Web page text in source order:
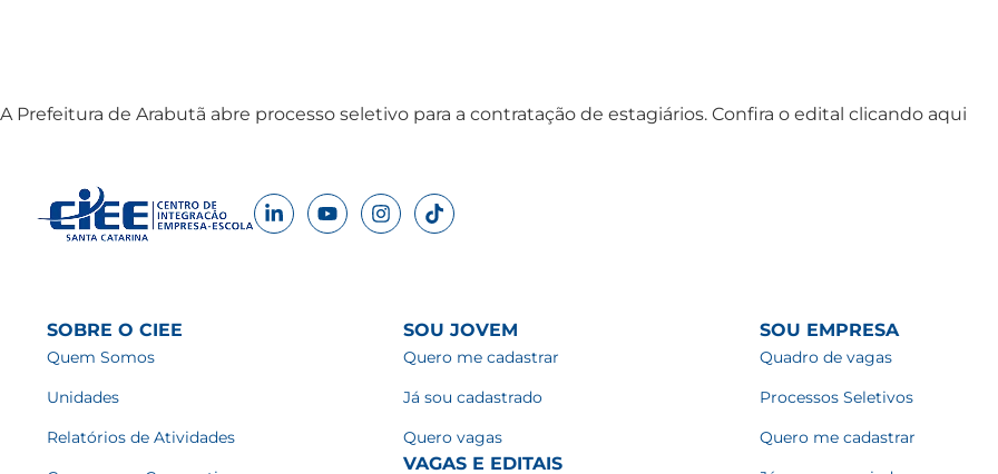
A Prefeitura de Arabutã abre processo seletivo para a contratação de estagiários. Confira o edital clicando aqui
SOBRE O CIEE
Quem Somos
Unidades
Relatórios de Atividades
SOU JOVEM
Quero me cadastrar
Já sou cadastrado
Quero vagas
VAGAS E EDITAIS
SOU EMPRESA
Quadro de vagas
Processos Seletivos
Quero me cadastrar